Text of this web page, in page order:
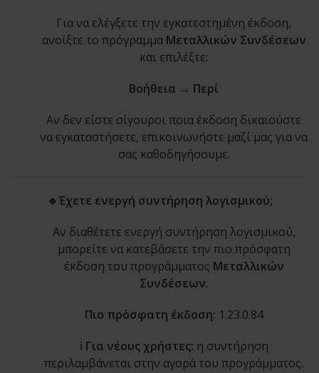
Για να ελέγξετε την εγκατεστημένη έκδοση,
ανοίξτε το πρόγραμμα Μεταλλικών Συνδέσεων
και επιλέξτε:
Βοήθεια → Περί
Αν δεν είστε σίγουροι ποια έκδοση δικαιούστε
να εγκαταστήσετε, επικοινωνήστε μαζί μας για να
σας καθοδηγήσουμε.
🔹Έχετε ενεργή συντήρηση λογισμικού;
Αν διαθέτετε ενεργή συντήρηση λογισμικού,
μπορείτε να κατεβάσετε την πιο πρόσφατη
έκδοση του προγράμματος Μεταλλικών
Συνδέσεων.
Πιο πρόσφατη έκδοση: 1.23.0.84
ℹ️ Για νέους χρήστες: η συντήρηση
περιλαμβάνεται στην αγορά του προγράμματος.